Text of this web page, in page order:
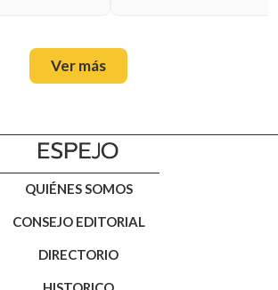
Ver más
QUIÉNES SOMOS
CONSEJO EDITORIAL
DIRECTORIO